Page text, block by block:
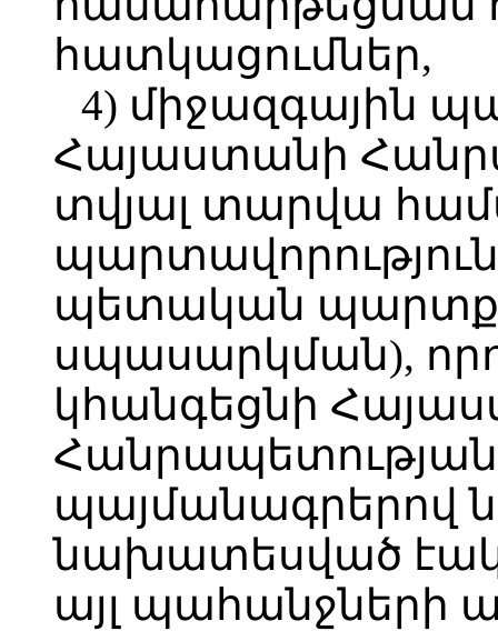
հատկացումներ,
4) միջազգային
Հայաստանի
տվյալ տարվա
պետական
սպասարկման),
կհանգեցնի
պայմանագրերով
նախատեսված
այլ պահանջների